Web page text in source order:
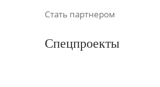
Стать партнером
Спецпроекты